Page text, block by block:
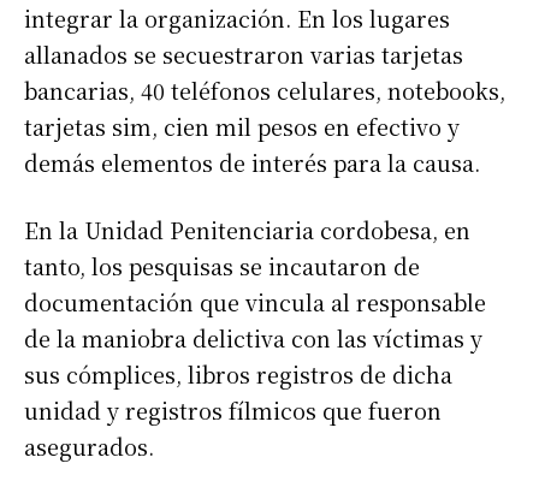
integrar la organización. En los lugares
allanados se secuestraron varias tarjetas
bancarias, 40 teléfonos celulares, notebooks,
tarjetas sim, cien mil pesos en efectivo y
demás elementos de interés para la causa.
En la Unidad Penitenciaria cordobesa, en
tanto, los pesquisas se incautaron de
documentación que vincula al responsable
de la maniobra delictiva con las víctimas y
sus cómplices, libros registros de dicha
unidad y registros fílmicos que fueron
asegurados.